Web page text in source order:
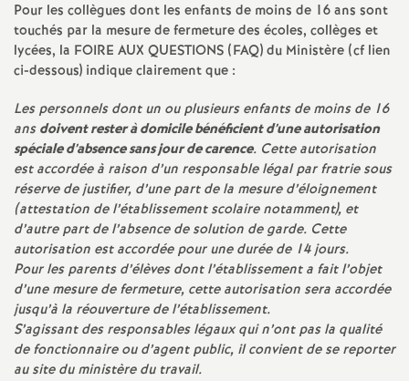
Pour les collègues dont les enfants de moins de 16 ans sont
touchés par la mesure de fermeture des écoles, collèges et
lycées, la FOIRE AUX QUESTIONS (FAQ) du Ministère (cf lien
ci-dessous) indique clairement que :
Les personnels dont un ou plusieurs enfants de moins de 16
ansdoivent rester à domicile bénéficient d’une autorisation
spéciale d’absence sans jour de carence. Cette autorisation
est accordée à raison d’un responsable légal par fratrie sous
réserve de justifier, d’une part de la mesure d’éloignement
(attestation de l’établissement scolaire notamment), et
d’autre part de l’absence de solution de garde. Cette
autorisation est accordée pour une durée de 14 jours.
Pour les parents d’élèves dont l’établissement a fait l’objet
d’une mesure de fermeture, cette autorisation sera accordée
jusqu’à la réouverture de l’établissement.
S’agissant des responsables légaux qui n’ont pas la qualité
de fonctionnaire ou d’agent public, il convient de se reporter
au site du ministère du travail.